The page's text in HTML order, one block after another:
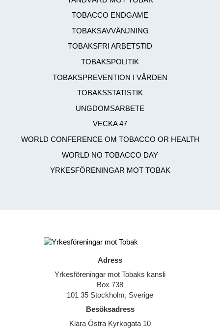
TOBACCO ENDGAME
TOBAKSAVVÄNJNING
TOBAKSFRI ARBETSTID
TOBAKSPOLITIK
TOBAKSPREVENTION I VÅRDEN
TOBAKSSTATISTIK
UNGDOMSARBETE
VECKA 47
WORLD CONFERENCE OM TOBACCO OR HEALTH
WORLD NO TOBACCO DAY
YRKESFÖRENINGAR MOT TOBAK
Adress
Yrkesföreningar mot Tobaks kansli
Box 738
101 35 Stockholm, Sverige
Besöksadress
Klara Östra Kyrkogata 10